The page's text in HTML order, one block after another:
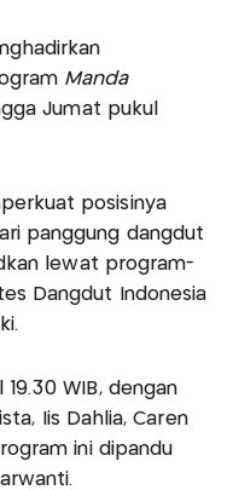
Manda
Jumat pukul
posisinya
panggung dangdut
lewat program-
Dangdut Indonesia
WIB, dengan
Iis Dahlia, Caren
ini dipandu